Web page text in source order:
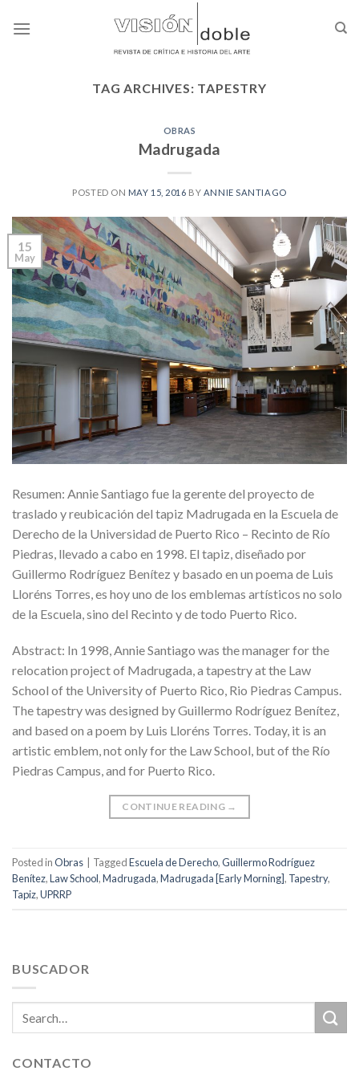
TAG ARCHIVES: TAPESTRY
OBRAS
Madrugada
POSTED ON MAY 15, 2016 BY ANNIE SANTIAGO
15
May
Resumen: Annie Santiago fue la gerente del proyecto de
traslado y reubicación del tapiz Madrugada en la Escuela de
Derecho de la Universidad de Puerto Rico – Recinto de Río
Piedras, llevado a cabo en 1998. El tapiz, diseñado por
Guillermo Rodríguez Benítez y basado en un poema de Luis
Lloréns Torres, es hoy uno de los emblemas artísticos no solo
de la Escuela, sino del Recinto y de todo Puerto Rico.
Abstract: In 1998, Annie Santiago was the manager for the
relocation project of Madrugada, a tapestry at the Law
School of the University of Puerto Rico, Rio Piedras Campus.
The tapestry was designed by Guillermo Rodríguez Benítez,
and based on a poem by Luis Lloréns Torres. Today, it is an
artistic emblem, not only for the Law School, but of the Río
Piedras Campus, and for Puerto Rico.
CONTINUE READING →
Posted inObras TaggedEscuela de Derecho,Guillermo Rodríguez
Benítez,Law School,Madrugada,Madrugada [Early Morning], Tapestry,
Tapiz,UPRRP
BUSCADOR
CONTACTO